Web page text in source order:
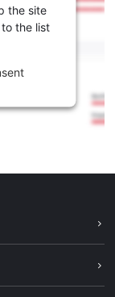
the site
the list